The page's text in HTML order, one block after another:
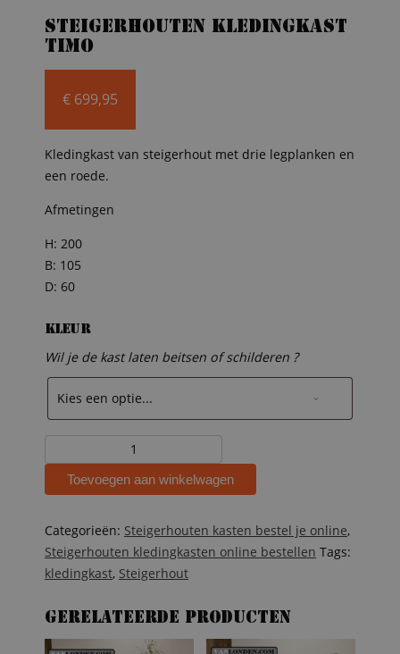
Steigerhouten kledingkast
Timo
€ 699,95
Kledingkast van steigerhout met drie legplanken en
een roede.
Afmetingen
H: 200
B: 105
D: 60
Kleur
Wil je de kast laten beitsen of schilderen ?
kledingkast
TimoToevoegen aan winkelwagen
Categorieën: Steigerhouten kasten bestel je online,
Steigerhouten kledingkasten online bestellen Tags:
kledingkast, Steigerhout
Gerelateerde producten